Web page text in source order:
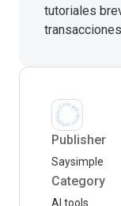
tutoriales
Publisher
Saysimple
Category
AI tools